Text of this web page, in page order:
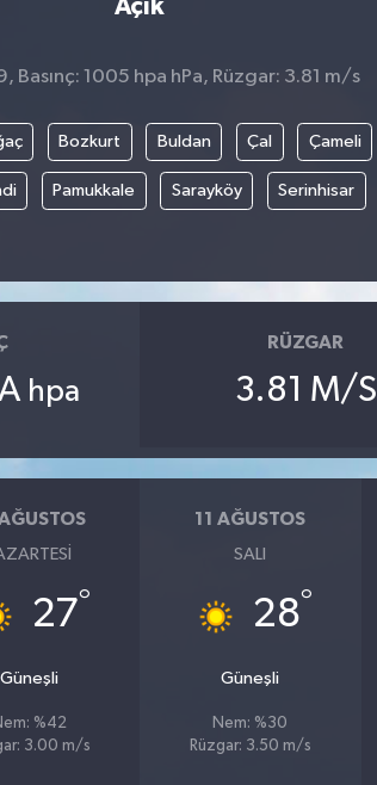
Açık
Basınç: 1005 hpa hPa, Rüzgar: 3.81 m/s
Bozkurt Buldan Çal Çameli
Pamukkale Sarayköy Serinhisar
hpa
RÜZGAR
3.81 M/S
27°
Güneşli
%42
3.00 m/s
11 AĞUSTOS
SALI
28°
Güneşli
Nem: %30
Rüzgar: 3.50 m/s